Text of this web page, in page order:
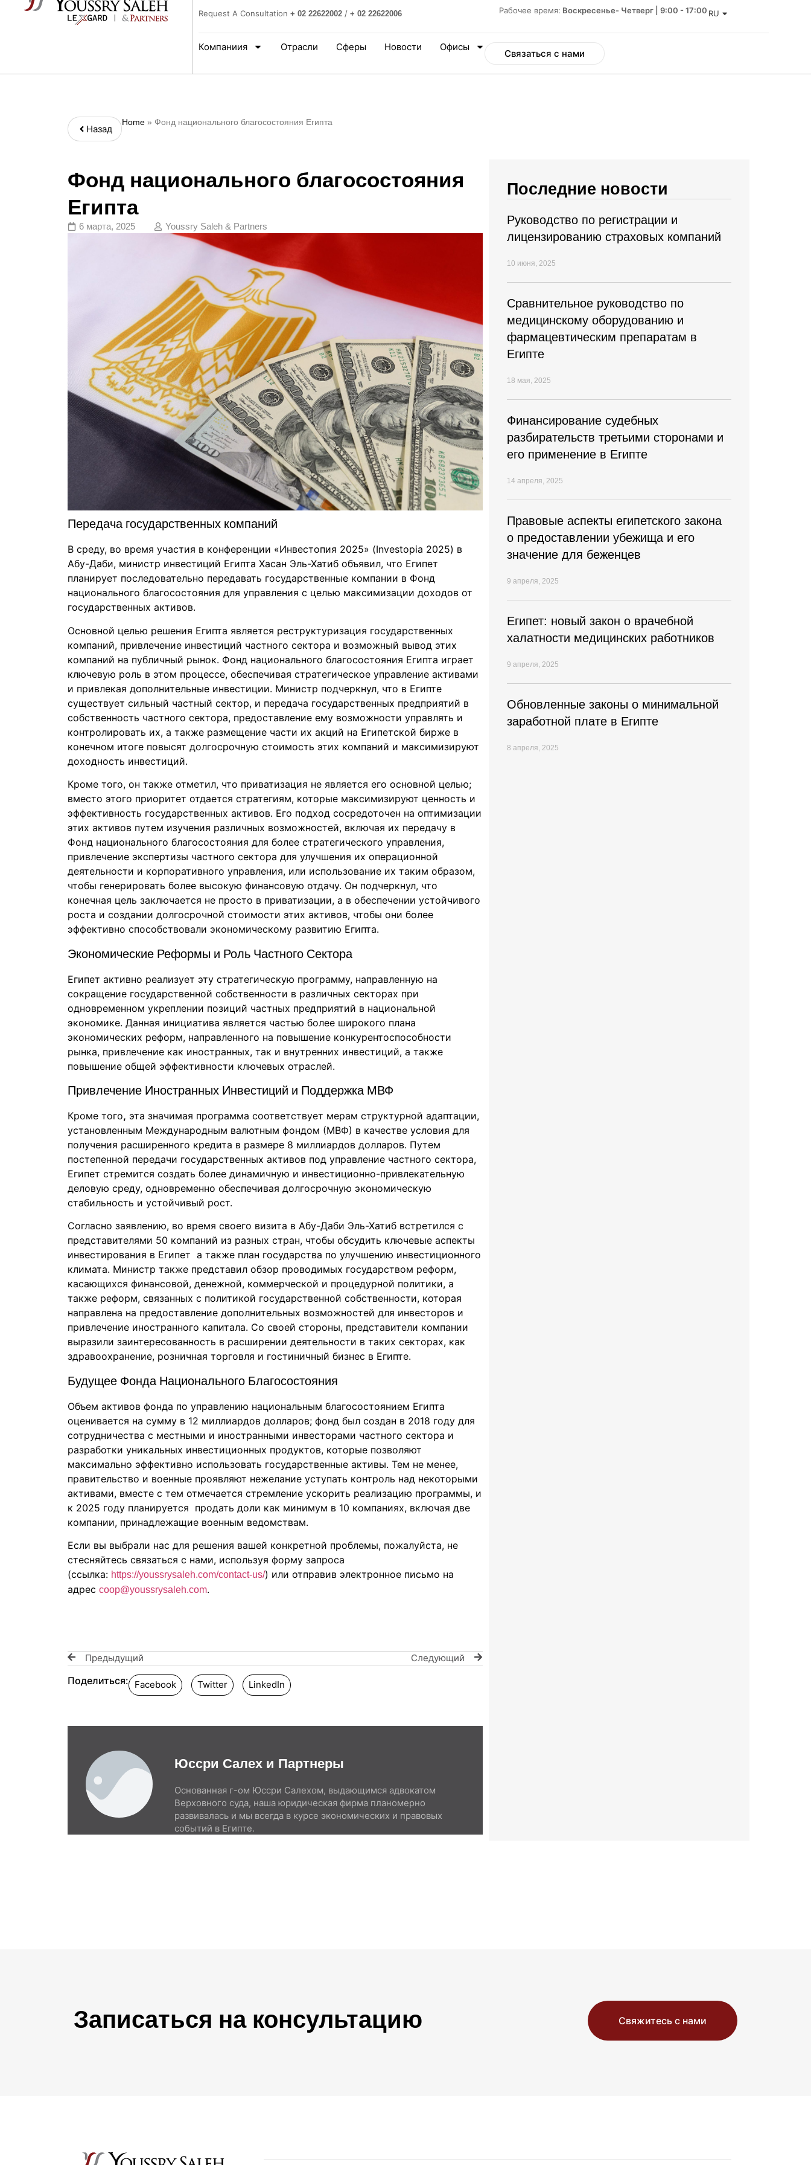
Request A Consultation + 02 22622002/ + 02 22622006 Рабочее время: Воскресенье- Четверг | 9:00 - 17:00 RU
Компаниия Отрасли Сферы Новости Офисы
Связаться с нами
Назад
Home » Фонд национального благосостояния Египта
Фонд национального благосостояния
Египта
6 марта, 2025 Youssry Saleh & Partners
Передача государственных компаний
В среду, во время участия в конференции «Инвестопия 2025» (Investopia 2025) в
Абу-Даби, министр инвестиций Египта Хасан Эль-Хатиб объявил, что Египет
планирует последовательно передавать государственные компании в Фонд
национального благосостояния для управления с целью максимизации доходов от
государственных активов.
Основной целью решения Египта является реструктуризация государственных
компаний, привлечение инвестиций частного сектора и возможный вывод этих
компаний на публичный рынок. Фонд национального благосостояния Египта играет
ключевую роль в этом процессе, обеспечивая стратегическое управление активами
и привлекая дополнительные инвестиции. Министр подчеркнул, что в Египте
существует сильный частный сектор, и передача государственных предприятий в
собственность частного сектора, предоставление ему возможности управлять и
контролировать их, а также размещение части их акций на Египетской бирже в
конечном итоге повысят долгосрочную стоимость этих компаний и максимизируют
доходность инвестиций.
Кроме того, он также отметил, что приватизация не является его основной целью;
вместо этого приоритет отдается стратегиям, которые максимизируют ценность и
эффективность государственных активов. Его подход сосредоточен на оптимизации
этих активов путем изучения различных возможностей, включая их передачу в
Фонд национального благосостояния для более стратегического управления,
привлечение экспертизы частного сектора для улучшения их операционной
деятельности и корпоративного управления, или использование их таким образом,
чтобы генерировать более высокую финансовую отдачу. Он подчеркнул, что
конечная цель заключается не просто в приватизации, а в обеспечении устойчивого
роста и создании долгосрочной стоимости этих активов, чтобы они более
эффективно способствовали экономическому развитию Египта.
Экономические Реформы и Роль Частного Сектора
Египет активно реализует эту стратегическую программу, направленную на
сокращение государственной собственности в различных секторах при
одновременном укреплении позиций частных предприятий в национальной
экономике. Данная инициатива является частью более широкого плана
экономических реформ, направленного на повышение конкурентоспособности
рынка, привлечение как иностранных, так и внутренних инвестиций, а также
повышение общей эффективности ключевых отраслей.
Привлечение Иностранных Инвестиций и Поддержка МВФ
Кроме того, эта значимая программа соответствует мерам структурной адаптации,
установленным Международным валютным фондом (МВФ) в качестве условия для
получения расширенного кредита в размере 8 миллиардов долларов. Путем
постепенной передачи государственных активов под управление частного сектора,
Египет стремится создать более динамичную и инвестиционно-привлекательную
деловую среду, одновременно обеспечивая долгосрочную экономическую
стабильность и устойчивый рост.
Согласно заявлению, во время своего визита в Абу-Даби Эль-Хатиб встретился с
представителями 50 компаний из разных стран, чтобы обсудить ключевые аспекты
инвестирования в Египет а также план государства по улучшению инвестиционного
климата. Министр также представил обзор проводимых государством реформ,
касающихся финансовой, денежной, коммерческой и процедурной политики, а
также реформ, связанных с политикой государственной собственности, которая
направлена на предоставление дополнительных возможностей для инвесторов и
привлечение иностранного капитала. Со своей стороны, представители компании
выразили заинтересованность в расширении деятельности в таких секторах, как
здравоохранение, розничная торговля и гостиничный бизнес в Египте.
Будущее Фонда Национального Благосостояния
Объем активов фонда по управлению национальным благосостоянием Египта
оценивается на сумму в 12 миллиардов долларов; фонд был создан в 2018 году для
сотрудничества с местными и иностранными инвесторами частного сектора и
разработки уникальных инвестиционных продуктов, которые позволяют
максимально эффективно использовать государственные активы. Тем не менее,
правительство и военные проявляют нежелание уступать контроль над некоторыми
активами, вместе с тем отмечается стремление ускорить реализацию программы, и
к 2025 году планируется продать доли как минимум в 10 компаниях, включая две
компании, принадлежащие военным ведомствам.
Если вы выбрали нас для решения вашей конкретной проблемы, пожалуйста, не
стесняйтесь связаться с нами, используя форму запроса
(ссылка: https://youssrysaleh.com/contact-us/) или отправив электронное письмо на
адрес coop@youssrysaleh.com.
Предыдущий Следующий
Поделиться: Facebook Twitter LinkedIn
Юссри Салех и Партнеры
Основанная г-ом Юссри Салехом, выдающимся адвокатом
Верховного суда, наша юридическая фирма планомерно
развивалась и мы всегда в курсе экономических и правовых
событий в Египте.
Последние новости
Руководство по регистрации и
лицензированию страховых компаний
10 июня, 2025
Cравнительное руководство по
медицинскому оборудованию и
фармацевтическим препаратам в
Египте
18 мая, 2025
Финансирование судебных
разбирательств третьими сторонами и
его применение в Египте
14 апреля, 2025
Правовые аспекты египетского закона
о предоставлении убежища и его
значение для беженцев
9 апреля, 2025
Египет: новый закон о врачебной
халатности медицинских работников
9 апреля, 2025
Обновленные законы о минимальной
заработной плате в Египте
8 апреля, 2025
Записаться на консультацию Свяжитесь с нами